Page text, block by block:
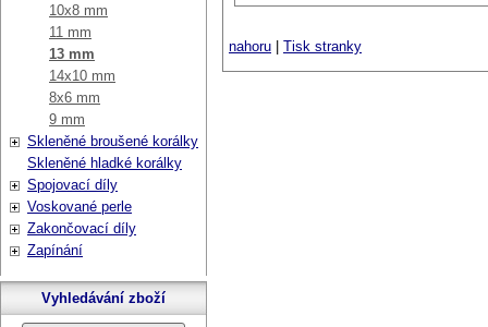
nahoru Tisk stranky
10x8 mm
11 mm
13 mm
14x10 mm
8x6 mm
9 mm
Skleněné broušené korálky
Skleněné hladké korálky
Spojovací díly
Voskované perle
Zakončovací díly
Zapínání
Vyhledávání zboží